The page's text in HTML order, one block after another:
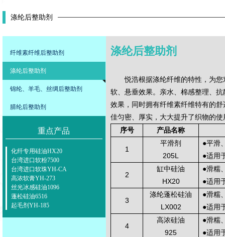
涤纶后整助剂
纤维素纤维后整助剂
涤纶后整助剂
锦纶、羊毛、丝绸后整助剂
腈纶后整助剂
重点产品
化纤专用硅油HX20
台湾进口软粉7500
台湾进口软珠YH-CA
高浓软膏YH-273
丝光冰感硅油1096
蓬松硅油6516
起毛剂YH-185
涤纶后整助剂
悦浩根据涤纶纤维的特性，为
软、悬垂效果。亲水、棉感整理、
效果，同时拥有纤维素纤维特有的
佳匀密、厚实，大大提升了织物的使
序号 产品名称
1
平滑剂 ●平滑
205L
●适用
2
缸中硅油 ●滑糯
HX20
●适用
3
涤纶蓬松硅油 ●滑糯
LX002
●适用
4
高浓硅油 ●滑糯
925
●适用